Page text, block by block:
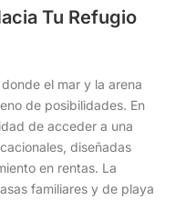
Tu Refugio
el mar y la arena
de posibilidades. En
de acceder a una
diseñadas
en rentas. La
familiares y de playa